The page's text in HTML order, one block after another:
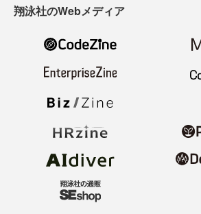
翔泳社のWebメディア